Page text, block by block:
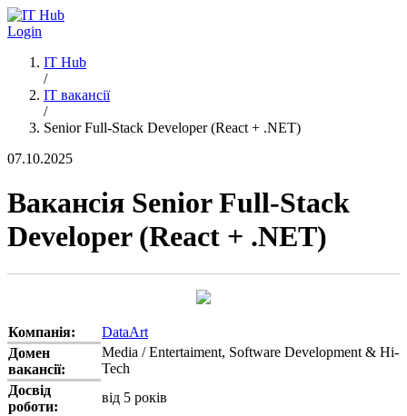
Перейти до основного вмісту
Login
IT Hub
/
IT вакансії
/
Senior Full-Stack Developer (React + .NET)
07.10.2025
Вакансія Senior Full-Stack
Developer (React + .NET)
Компанія:
DataArt
Домен
вакансії:
Media / Entertaiment, Software Development & Hi-
Tech
Досвід
роботи:
від 5 років